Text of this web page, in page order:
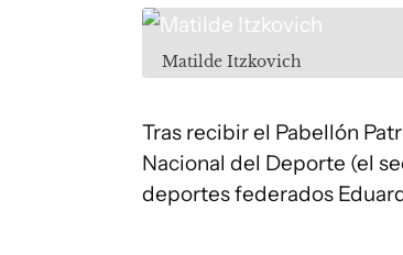
Matilde Itzkovich
Tras recibir el Pabellón
Nacional del Deporte (el
deportes federados